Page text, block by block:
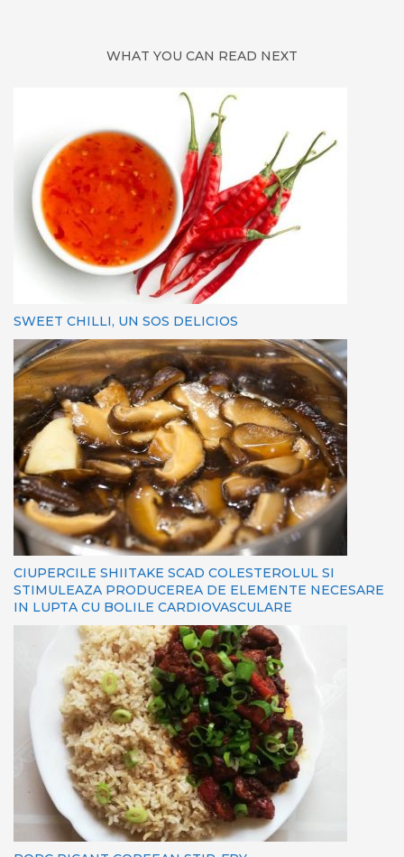
WHAT YOU CAN READ NEXT
SWEET CHILLI, UN SOS DELICIOS
CIUPERCILE SHIITAKE SCAD COLESTEROLUL SI
STIMULEAZA PRODUCEREA DE ELEMENTE NECESARE
IN LUPTA CU BOLILE CARDIOVASCULARE